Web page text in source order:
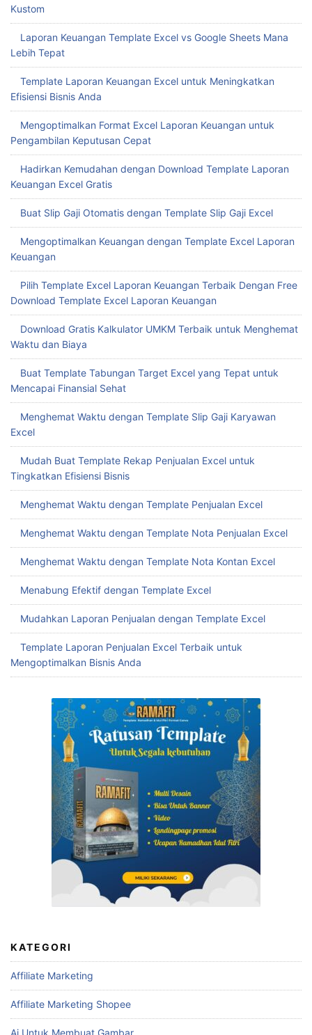
Kustom
Laporan Keuangan Template Excel vs Google Sheets Mana
Lebih Tepat
Template Laporan Keuangan Excel untuk Meningkatkan
Efisiensi Bisnis Anda
Mengoptimalkan Format Excel Laporan Keuangan untuk
Pengambilan Keputusan Cepat
Hadirkan Kemudahan dengan Download Template Laporan
Keuangan Excel Gratis
Buat Slip Gaji Otomatis dengan Template Slip Gaji Excel
Mengoptimalkan Keuangan dengan Template Excel Laporan
Keuangan
Pilih Template Excel Laporan Keuangan Terbaik Dengan Free
Download Template Excel Laporan Keuangan
Download Gratis Kalkulator UMKM Terbaik untuk Menghemat
Waktu dan Biaya
Buat Template Tabungan Target Excel yang Tepat untuk
Mencapai Finansial Sehat
Menghemat Waktu dengan Template Slip Gaji Karyawan
Excel
Mudah Buat Template Rekap Penjualan Excel untuk
Tingkatkan Efisiensi Bisnis
Menghemat Waktu dengan Template Penjualan Excel
Menghemat Waktu dengan Template Nota Penjualan Excel
Menghemat Waktu dengan Template Nota Kontan Excel
Menabung Efektif dengan Template Excel
Mudahkan Laporan Penjualan dengan Template Excel
Template Laporan Penjualan Excel Terbaik untuk
Mengoptimalkan Bisnis Anda
KATEGORI
Affiliate Marketing
Affiliate Marketing Shopee
Ai Untuk Membuat Gambar